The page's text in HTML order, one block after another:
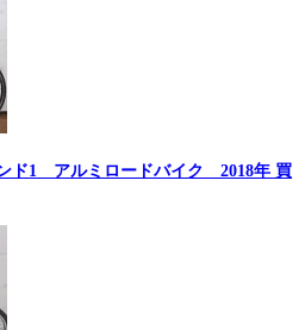
ド1 アルミロードバイク 2018年 買